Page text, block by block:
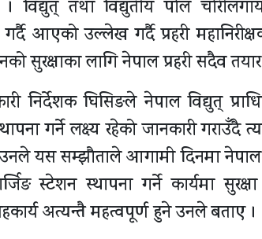
विद्युत् तथा विद्युतीय पोल
आएको उल्लेख गर्दै प्रहरी
सुरक्षाका लागि नेपाल प्रहरी सदैव
निर्देशक घिसिङले नेपाल विद्युत्
गर्ने लक्ष्य रहेको जानकारी गराउँदै
यस सम्झौताले आगामी दिनमा नेपाल
स्टेशन स्थापना गर्ने कार्यमा
अत्यन्तै महत्वपूर्ण हुने उनले बताए ।